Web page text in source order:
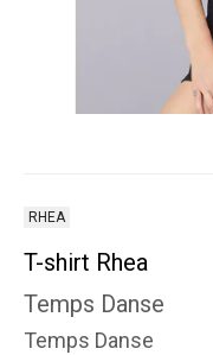
RHEA
T-shirt Rhea
Temps Danse
Temps Danse